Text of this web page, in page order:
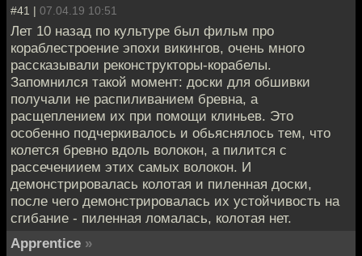
#41 | 07.04.19 10:51
Лет 10 назад по культуре был фильм про
кораблестроение эпохи викингов, очень много
рассказывали реконструкторы-корабелы.
Запомнился такой момент: доски для обшивки
получали не распиливанием бревна, а
расщеплением их при помощи клиньев. Это
особенно подчеркивалось и обьяснялось тем, что
колется бревно вдоль волокон, а пилится с
рассечениием этих самых волокон. И
демонстрировалась колотая и пиленная доски,
после чего демонстрировалась их устойчивость на
сгибание - пиленная ломалась, колотая нет.
Apprentice »